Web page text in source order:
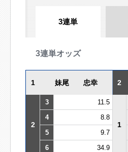
3連単
3連単オッズ
1 妹尾 忠幸 2
2
3 11.5
1
4
8.8
5
9.7
6
34.9